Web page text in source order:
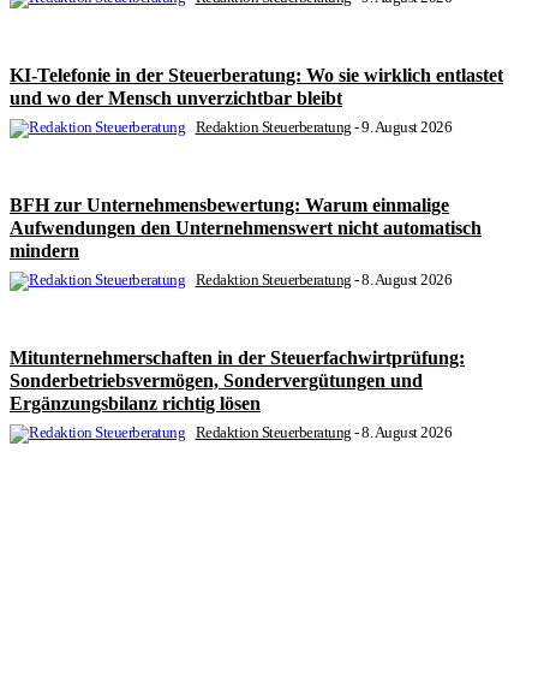
KI-Telefonie in der Steuerberatung: Wo sie wirklich entlastet
und wo der Mensch unverzichtbar bleibt
Redaktion Steuerberatung -9. August 2026
BFH zur Unternehmensbewertung: Warum einmalige
Aufwendungen den Unternehmenswert nicht automatisch
mindern
Redaktion Steuerberatung -8. August 2026
Mitunternehmerschaften in der Steuerfachwirtprüfung:
Sonderbetriebsvermögen, Sondervergütungen und
Ergänzungsbilanz richtig lösen
Redaktion Steuerberatung -8. August 2026